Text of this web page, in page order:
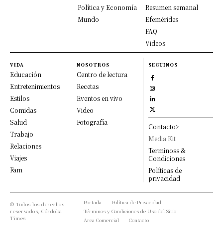
Política y Economía
Mundo
Resumen semanal
Efemérides
FAQ
Videos
VIDA
Educación
Entretenimientos
Estilos
Comidas
Salud
Trabajo
Relaciones
Viajes
Fam
NOSOTROS
Centro de lectura
Recetas
Eventos en vivo
Video
Fotografía
SEGUINOS
Contacto>
Media Kit
Terminoss &
Condiciones
Políticas de
privacidad
© Todos los derechos
reservados, Córdoba
Times
Portada
Política de Privacidad
Términos y Condiciones de Uso del Sitio
Area Comercial
Contacto